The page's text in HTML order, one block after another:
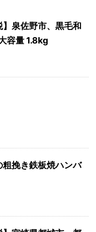
】泉佐野市、黒毛和
容量 1.8kg
挽き鉄板焼ハンバ